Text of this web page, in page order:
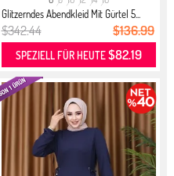
Glitzerndes Abendkleid Mit Gürtel 5...
$342.44 $136.99
SPEZIELL FÜR HEUTE$82.19